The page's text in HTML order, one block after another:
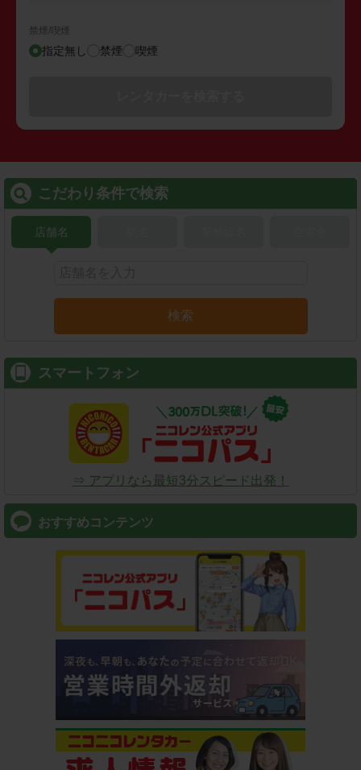
禁煙/喫煙
指定無し 禁煙 喫煙
こだわり条件で検索
店舗名
検索
スマートフォン
⇒ アプリなら最短3分スピード出発！
おすすめコンテンツ